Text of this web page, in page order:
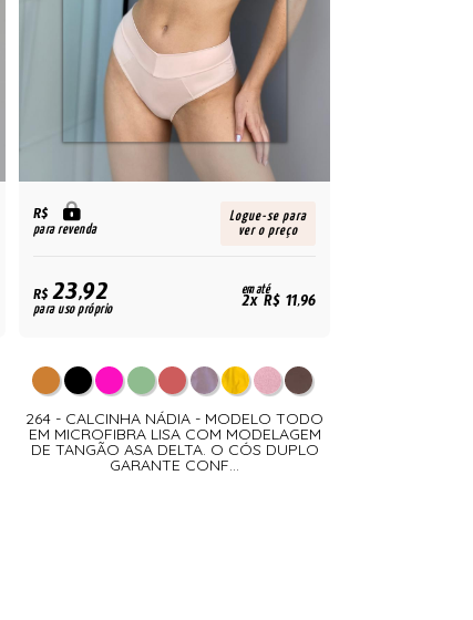
R$
para revenda
Logue-se para
ver o preço
R$23,92
para uso próprio
em até
2x R$ 11,96
264 - CALCINHA NÁDIA - MODELO TODO
EM MICROFIBRA LISA COM MODELAGEM
DE TANGÃO ASA DELTA. O CÓS DUPLO
GARANTE CONF...